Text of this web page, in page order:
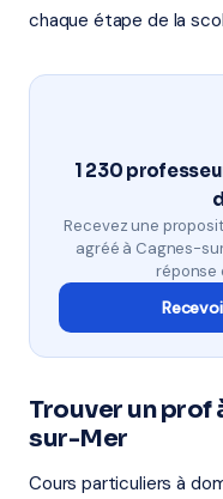
chaque étape de la
1 230
Recevez une
agréé à Cagnes-
réponse
Trouver un prof
sur-Mer
Cours particuliers à